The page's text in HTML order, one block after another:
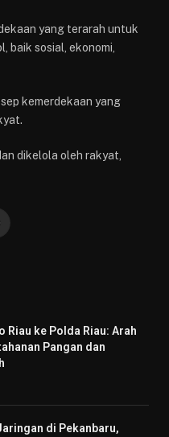
yang terarah untuk
baik sosial, ekonomi,
kemerdekaan yang
dikelola oleh rakyat,
Riau ke Polda Riau: Arah
Pangan dan
di Pekanbaru,